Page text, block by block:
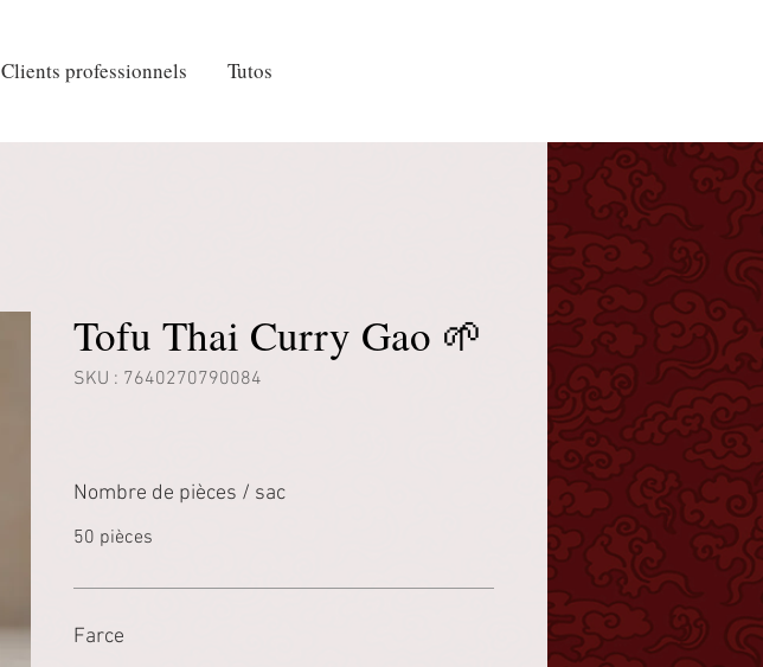
Clients professionnels Tutos
Tofu Thai Curry Gao 🌱
SKU : 7640270790084
Nombre de pièces / sac
50 pièces
Farce